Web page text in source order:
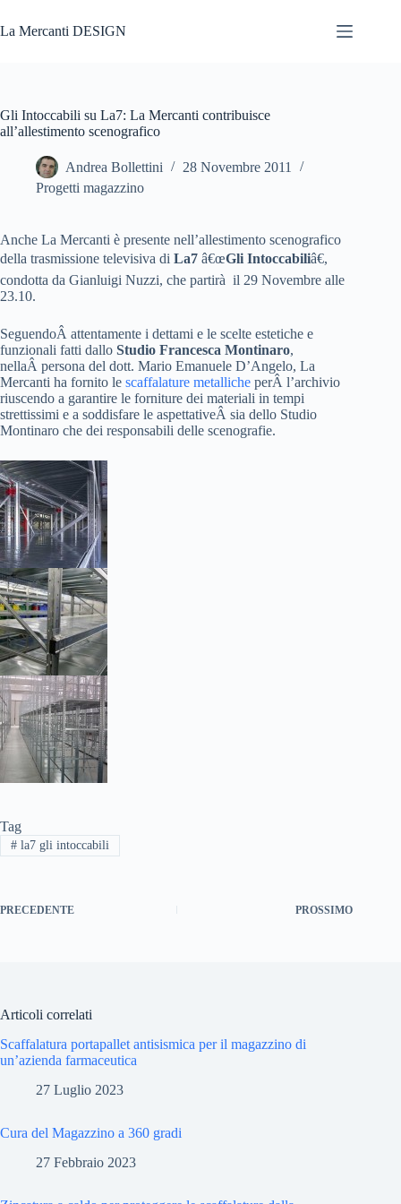
al
contenuto
La Mercanti DESIGN
Gli Intoccabili su La7: La Mercanti contribuisce
all’allestimento scenografico
Andrea Bollettini
28 Novembre 2011
Progetti magazzino
Anche La Mercanti è presente nell’allestimento scenografico
della trasmissione televisiva di La7 â€œGli Intoccabiliâ€,
condotta da Gianluigi Nuzzi, che partirà il 29 Novembre alle
23.10.
SeguendoÂ attentamente i dettami e le scelte estetiche e
funzionali fatti dallo Studio Francesca Montinaro,
nellaÂ persona del dott. Mario Emanuele D’Angelo, La
Mercanti ha fornito le scaffalature metalliche perÂ l’archivio
riuscendo a garantire le forniture dei materiali in tempi
strettissimi e a soddisfare le aspettativeÂ sia dello Studio
Montinaro che dei responsabili delle scenografie.
Tag
#la7 gli intoccabili
PRECEDENTE PROSSIMO
Articoli correlati
Scaffalatura portapallet antisismica per il magazzino di
un’azienda farmaceutica
27 Luglio 2023
Cura del Magazzino a 360 gradi
27 Febbraio 2023